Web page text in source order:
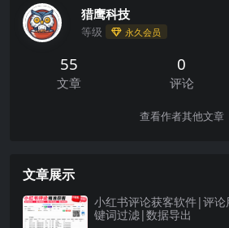
猎鹰科技
等级 永久会员
55
文章
0
评论
查看作者其他文章
文章展示
小红书评论获客软件|评
键词过滤|数据导出